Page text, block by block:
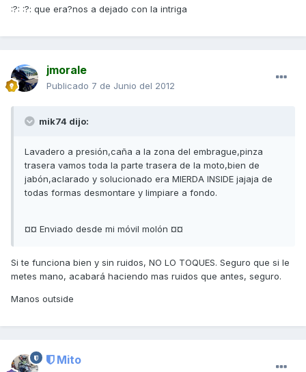
:?: :?: que era?nos a dejado con la intriga
jmorale
Publicado 7 de Junio del 2012
mik74 dijo:
Lavadero a presión,caña a la zona del embrague,pinza
trasera vamos toda la parte trasera de la moto,bien de
jabón,aclarado y solucionado era MIERDA INSIDE jajaja de
todas formas desmontare y limpiare a fondo.
¤¤ Enviado desde mi móvil molón ¤¤
Si te funciona bien y sin ruidos, NO LO TOQUES. Seguro que si le
metes mano, acabará haciendo mas ruidos que antes, seguro.
Manos outside
Mito